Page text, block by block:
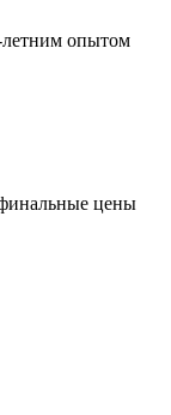
летним опытом
цены